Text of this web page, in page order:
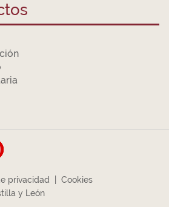
privacidad
Cookies
y León